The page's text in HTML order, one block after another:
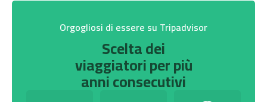
Orgogliosi di essere su Tripadvisor
Scelta dei
viaggiatori per più
anni consecutivi